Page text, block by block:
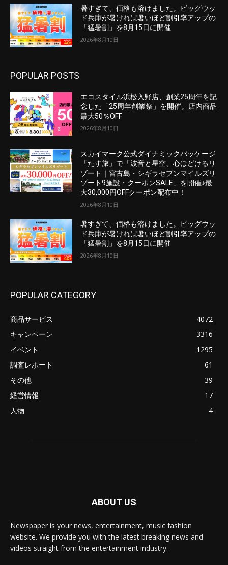
暑すぎて、価格も溶けました。ビッグウッ
ド兵庫が暑ければ暑いほど割引率アップの
「猛暑割」を8月15日に開催
2026年8月10日
POPULAR POSTS
エコスタイル浜松入野店、創業25周年を記
念した「25周年創業祭」を開催。店内商品
最大50％OFF
2026年8月10日
スカイマーク公式ダイナミックパッケージ
「たす旅」で「波音と星空、心ほどけるリ
ゾート｜宮古島・シギラセブンマイルズリ
ゾート9施設・クーポンSALE」を開催♪最
大30,000円OFFクーポン配布中！
2026年8月10日
暑すぎて、価格も溶けました。ビッグウッ
ド兵庫が暑ければ暑いほど割引率アップの
「猛暑割」を8月15日に開催
2026年8月10日
POPULAR CATEGORY
商品サービス
4072
キャンペーン
3316
イベント
1295
調査レポート
61
その他
39
経営情報
17
人物
4
ABOUT US
Newspaper is your news, entertainment, music fashion
website. We provide you with the latest breaking news and
videos straight from the entertainment industry.